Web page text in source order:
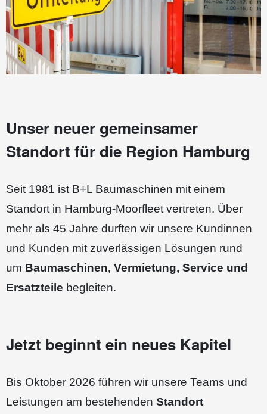
Unser neuer gemeinsamer
Standort für die Region Hamburg
Seit 1981 ist B+L Baumaschinen mit einem
Standort in Hamburg-Moorfleet vertreten. Über
mehr als 45 Jahre durften wir unsere Kundinnen
und Kunden mit zuverlässigen Lösungen rund
um Baumaschinen, Vermietung, Service und
Ersatzteile begleiten.
Jetzt beginnt ein neues Kapitel
Bis Oktober 2026 führen wir unsere Teams und
Leistungen am bestehenden Standort